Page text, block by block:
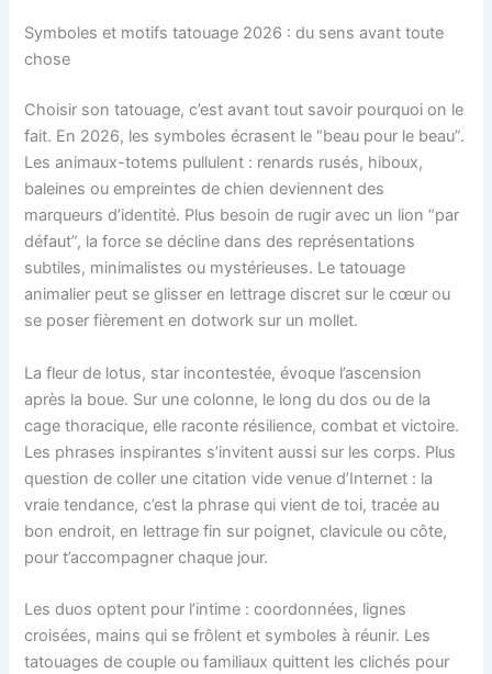
Symboles et motifs tatouage 2026 : du sens avant toute
chose
Choisir son tatouage, c’est avant tout savoir pourquoi on le
fait. En 2026, les symboles écrasent le “beau pour le beau”.
Les animaux-totems pullulent : renards rusés, hiboux,
baleines ou empreintes de chien deviennent des
marqueurs d’identité. Plus besoin de rugir avec un lion “par
défaut”, la force se décline dans des représentations
subtiles, minimalistes ou mystérieuses. Le tatouage
animalier peut se glisser en lettrage discret sur le cœur ou
se poser fièrement en dotwork sur un mollet.
La fleur de lotus, star incontestée, évoque l’ascension
après la boue. Sur une colonne, le long du dos ou de la
cage thoracique, elle raconte résilience, combat et victoire.
Les phrases inspirantes s’invitent aussi sur les corps. Plus
question de coller une citation vide venue d’Internet : la
vraie tendance, c’est la phrase qui vient de toi, tracée au
bon endroit, en lettrage fin sur poignet, clavicule ou côte,
pour t’accompagner chaque jour.
Les duos optent pour l’intime : coordonnées, lignes
croisées, mains qui se frôlent et symboles à réunir. Les
tatouages de couple ou familiaux quittent les clichés pour